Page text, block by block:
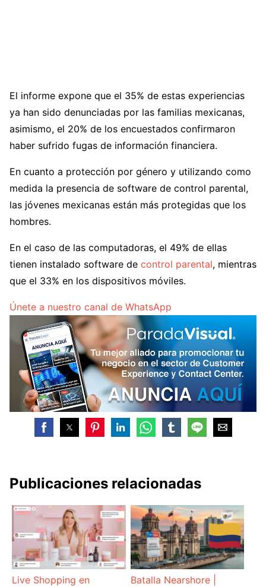
El informe expone que el 35% de estas experiencias
ya han sido denunciadas por las familias mexicanas,
asimismo, el 20% de los encuestados confirmaron
haber sufrido fugas de información financiera.
En cuanto a protección por género y utilizando como
medida la presencia de software de control parental,
las jóvenes mexicanas están más protegidas que los
hombres.
En el caso de las computadoras, el 49% de ellas
tienen instalado software de control parental, mientras
que el 33% en los dispositivos móviles.
Únete a nuestro canal de WhatsApp
Publicaciones relacionadas
Live Shopping en
Batalla Nearshore |